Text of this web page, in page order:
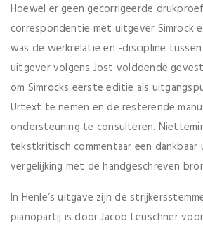
Hoewel er geen gecorrigeerde
correspondentie met uitgever Simrock
was de werkrelatie en -discipline
uitgever volgens Jost voldoende
om Simrocks eerste editie als
Urtext te nemen en de resterende
ondersteuning te consulteren.
tekstkritisch commentaar een dankbaar
vergelijking met de handgeschreven
In Henle’s uitgave zijn de
pianopartij is door Jacob Leuschner